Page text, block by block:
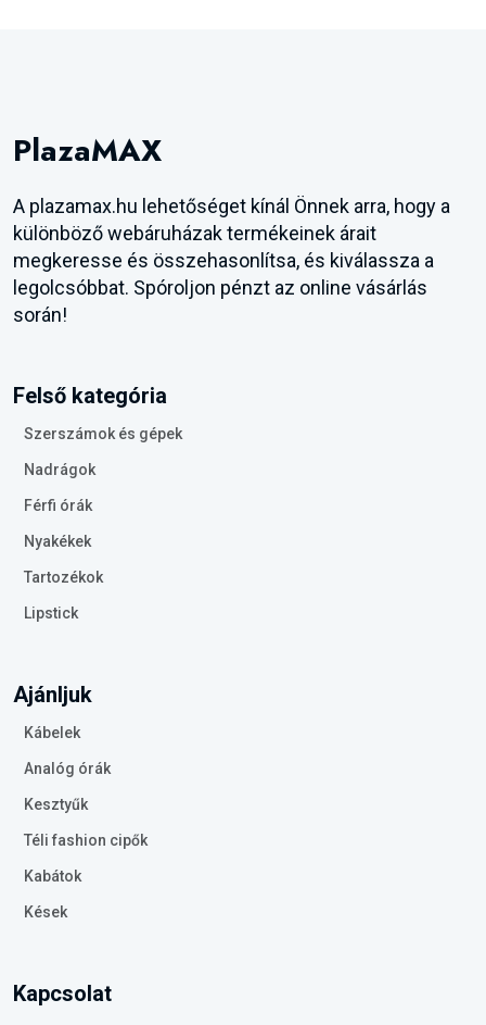
PlazaMAX
A plazamax.hu lehetőséget kínál Önnek arra, hogy a
különböző webáruházak termékeinek árait
megkeresse és összehasonlítsa, és kiválassza a
legolcsóbbat. Spóroljon pénzt az online vásárlás
során!
Felső kategória
Szerszámok és gépek
Nadrágok
Férfi órák
Nyakékek
Tartozékok
Lipstick
Ajánljuk
Kábelek
Analóg órák
Kesztyűk
Téli fashion cipők
Kabátok
Kések
Kapcsolat